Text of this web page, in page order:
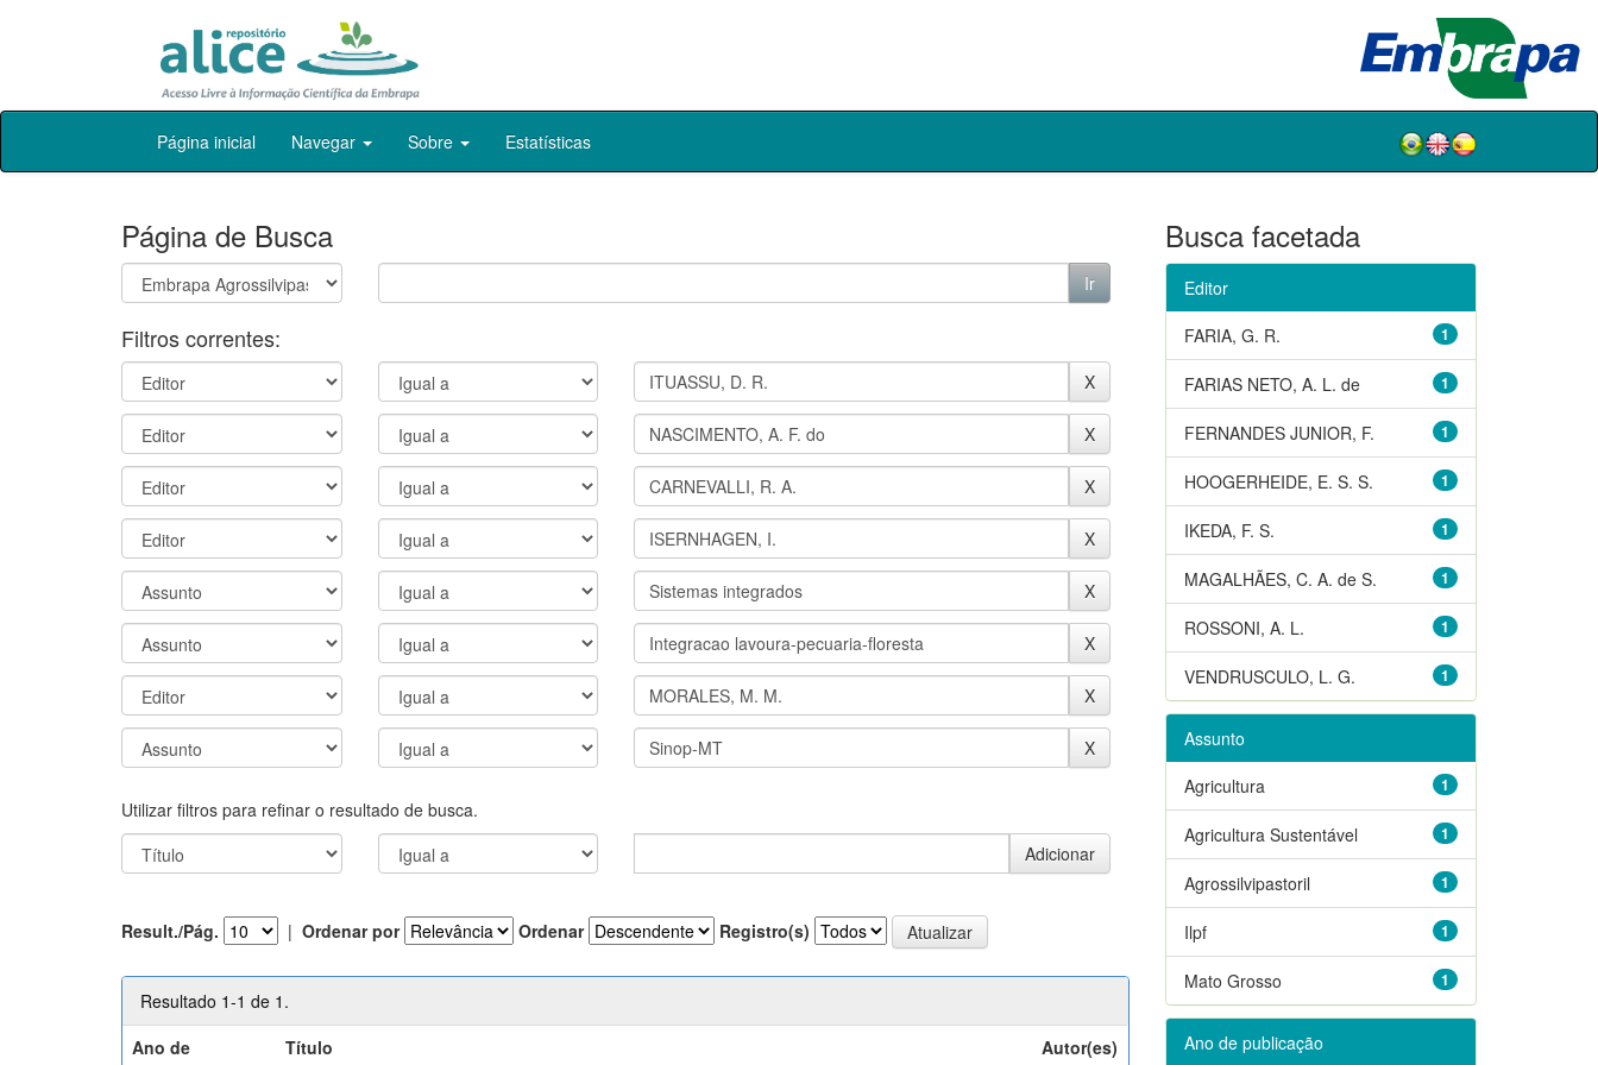
Skip
Página inicial Navegar Sobre Estatísticas
Página de Busca
Filtros correntes:
Utilizar filtros para refinar o resultado de busca.
Result./Pág. | Ordenar por Ordenar Registro(s)
Resultado 1-1 de 1.
Ano de
Título Autor(es)
Busca facetada
Editor
1
FARIA, G. R.
1
FARIAS NETO, A. L. de
1
FERNANDES JUNIOR, F.
1
HOOGERHEIDE, E. S. S.
1
IKEDA, F. S.
1
MAGALHÃES, C. A. de S.
1
ROSSONI, A. L.
1
VENDRUSCULO, L. G.
Assunto
1
Agricultura
1
Agricultura Sustentável
1
Agrossilvipastoril
1
Ilpf
1
Mato Grosso
Ano de publicação